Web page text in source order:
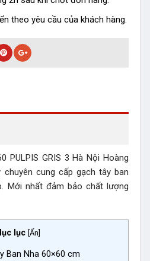
theo yêu cầu của khách hàng.
PULPIS GRIS 3 Hà Nội Hoàng
chuyên cung cấp gạch tây ban
Mới nhất đảm bảo chất lượng
lục [Ẩn]
Ban Nha 60×60 cm